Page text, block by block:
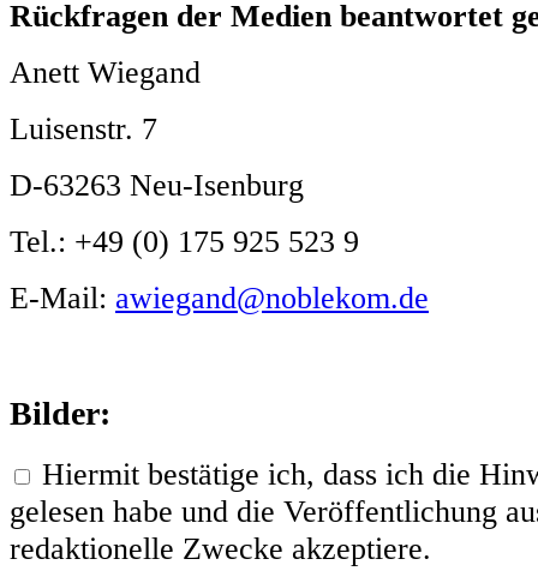
Rückfragen der Medien beantwortet
Anett Wiegand
Luisenstr. 7
D-63263 Neu-Isenburg
Tel.: +49 (0) 175 925 523 9
E-Mail: awiegand@noblekom.de
Bilder:
Hiermit bestätige ich, dass ich die
gelesen habe und die Veröffentlichung
redaktionelle Zwecke akzeptiere.